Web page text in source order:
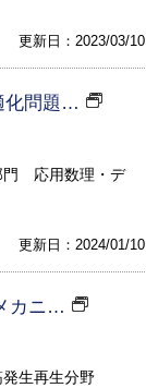
更新日：2023/03/10
化問題…
門 応用数理・デ
更新日：2024/01/10
カニ…
生再生分野